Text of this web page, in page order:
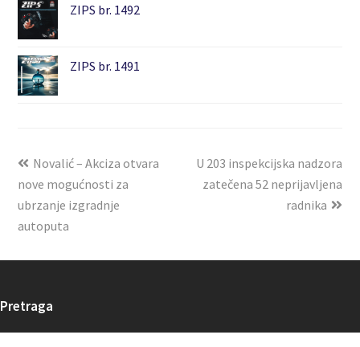
ZIPS br. 1492
ZIPS br. 1491
Novalić – Akciza otvara
nove mogućnosti za
ubrzanje izgradnje
autoputa
U 203 inspekcijska nadzora
zatečena 52 neprijavljena
radnika
Pretraga